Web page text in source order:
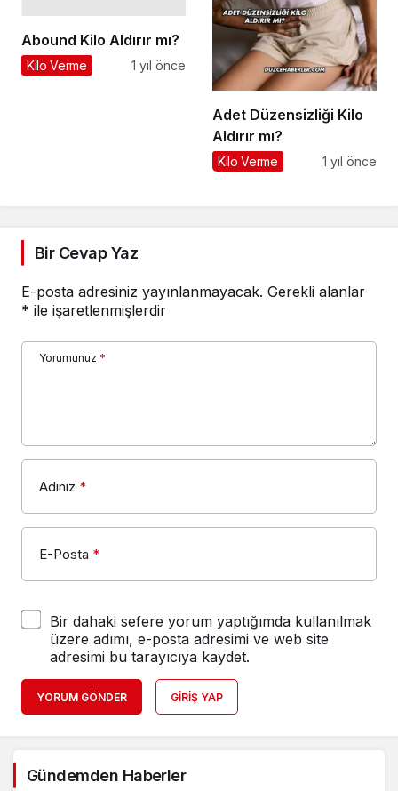
Abound Kilo Aldırır mı?
Kilo Verme 1 yıl önce
Adet Düzensizliği Kilo
Aldırır mı?
Kilo Verme 1 yıl önce
Bir Cevap Yaz
E-posta adresiniz yayınlanmayacak. Gerekli alanlar
* ile işaretlenmişlerdir
Yorumunuz *
Adınız *
E-Posta *
Bir dahaki sefere yorum yaptığımda kullanılmak
üzere adımı, e-posta adresimi ve web site
adresimi bu tarayıcıya kaydet.
YORUM GÖNDER GIRIŞ YAP
Gündemden Haberler
2